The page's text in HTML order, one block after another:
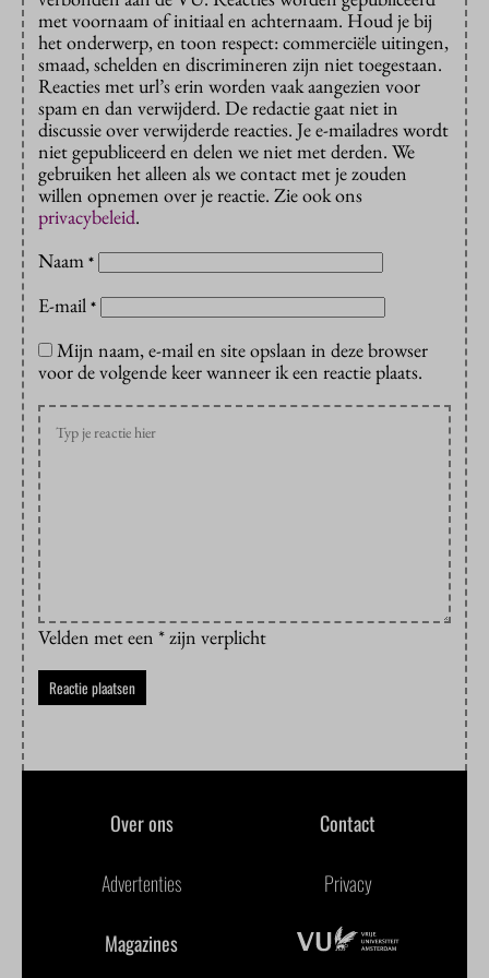
met voornaam of initiaal en achternaam. Houd je bij
het onderwerp, en toon respect: commerciële uitingen,
smaad, schelden en discrimineren zijn niet toegestaan.
Reacties met url’s erin worden vaak aangezien voor
spam en dan verwijderd. De redactie gaat niet in
discussie over verwijderde reacties. Je e-mailadres wordt
niet gepubliceerd en delen we niet met derden. We
gebruiken het alleen als we contact met je zouden
willen opnemen over je reactie. Zie ook ons
privacybeleid.
Naam *
E-mail *
Mijn naam, e-mail en site opslaan in deze browser
voor de volgende keer wanneer ik een reactie plaats.
Velden met een * zijn verplicht
Over ons Contact
Advertenties Privacy
Magazines